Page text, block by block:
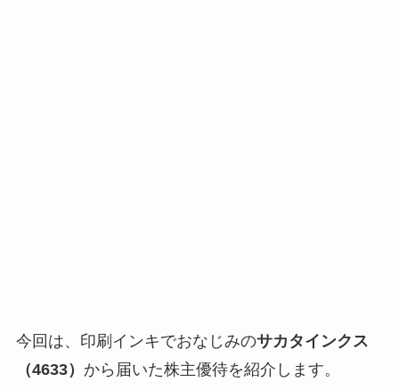
今回は、印刷インキでおなじみのサカタインクス
（4633） から届いた株主優待を紹介します。